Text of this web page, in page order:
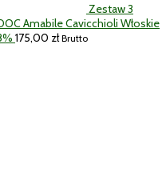
Zestaw 3
Amabile Cavicchioli Włoskie
175,00 zł Brutto